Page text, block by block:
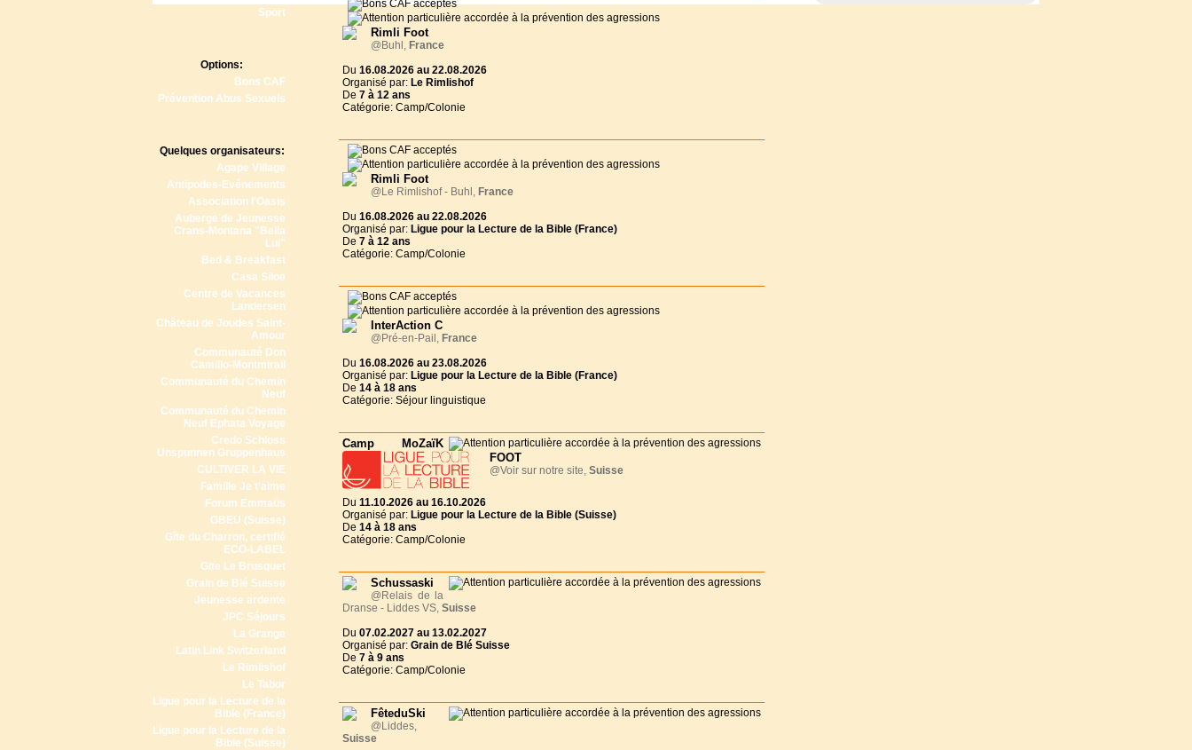
Sport
Options:
Bons CAF
Prévention Abus Sexuels
Quelques organisateurs:
Agape Village
Antipodes-Evénements
Association l'Oasis
Auberge de Jeunesse
Crans-Montana "Bella
Lui"
Bed & Breakfast
Casa Siloe
Centre de Vacances
Landersen
Château de Joudes Saint-
Amour
Communauté Don
Camillo-Montmirail
Communauté du Chemin
Neuf
Communauté du Chemin
Neuf Ephata Voyage
Credo Schloss
Unspunnen Gruppenhaus
CULTIVER LA VIE
Famille Je t'aime
Forum Emmaüs
GBEU (Suisse)
Gîte du Charron, certifié
ECO-LABEL
Gite Le Brusquet
Grain de Blé Suisse
Jeunesse ardente
JPC Séjours
La Grange
Latin Link Switzerland
Le Rimlishof
Le Tabor
Ligue pour la Lecture de la
Bible (France)
Ligue pour la Lecture de la
Bible (Suisse)
Rimli Foot
@Buhl, France
Du 16.08.2026 au 22.08.2026
Organisé par: Le Rimlishof
De 7 à 12 ans
Catégorie: Camp/Colonie
Rimli Foot
@Le Rimlishof - Buhl, France
Du 16.08.2026 au 22.08.2026
Organisé par: Ligue pour la Lecture de la Bible (France)
De 7 à 12 ans
Catégorie: Camp/Colonie
InterAction C
@Pré-en-Pail, France
Du 16.08.2026 au 23.08.2026
Organisé par: Ligue pour la Lecture de la Bible (France)
De 14 à 18 ans
Catégorie: Séjour linguistique
Camp MoZaïK
FOOT
@Voir sur notre site, Suisse
Du 11.10.2026 au 16.10.2026
Organisé par: Ligue pour la Lecture de la Bible (Suisse)
De 14 à 18 ans
Catégorie: Camp/Colonie
Schussaski
@Relais de la
Dranse - Liddes VS, Suisse
Du 07.02.2027 au 13.02.2027
Organisé par: Grain de Blé Suisse
De 7 à 9 ans
Catégorie: Camp/Colonie
FêteduSki
@Liddes,
Suisse